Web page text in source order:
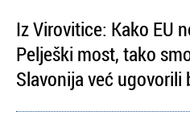
Iz Virovitice: Kako EU
Pelješki most, tako
Slavonija već ugovorili